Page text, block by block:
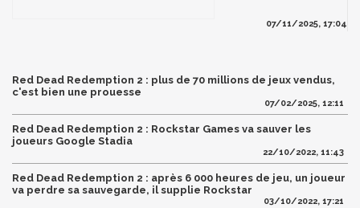
07/11/2025, 17:04
Red Dead Redemption 2 : plus de 70 millions de jeux vendus,
c'est bien une prouesse
07/02/2025, 12:11
Red Dead Redemption 2 : Rockstar Games va sauver les
joueurs Google Stadia
22/10/2022, 11:43
Red Dead Redemption 2 : après 6 000 heures de jeu, un joueur
va perdre sa sauvegarde, il supplie Rockstar
03/10/2022, 17:21